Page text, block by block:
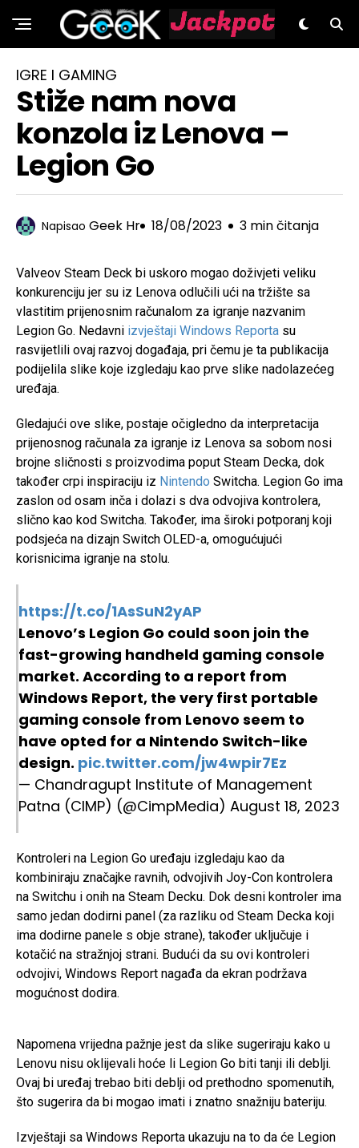
GeeK.hr
IGRE I GAMING
Stiže nam nova
konzola iz Lenova –
Legion Go
Napisao Geek Hr 18/08/2023 3 min čitanja
Valveov Steam Deck bi uskoro mogao doživjeti veliku
konkurenciju jer su iz Lenova odlučili ući na tržište sa
vlastitim prijenosnim računalom za igranje nazvanim
Legion Go. Nedavni izvještaji Windows Reporta su
rasvijetlili ovaj razvoj događaja, pri čemu je ta publikacija
podijelila slike koje izgledaju kao prve slike nadolazećeg
uređaja.
Gledajući ove slike, postaje očigledno da interpretacija
prijenosnog računala za igranje iz Lenova sa sobom nosi
brojne sličnosti s proizvodima poput Steam Decka, dok
također crpi inspiraciju iz Nintendo Switcha. Legion Go ima
zaslon od osam inča i dolazi s dva odvojiva kontrolera,
slično kao kod Switcha. Također, ima široki potporanj koji
podsjeća na dizajn Switch OLED-a, omogućujući
korisnicima igranje na stolu.
https://t.co/1AsSuN2yAP
Lenovo’s Legion Go could soon join the
fast-growing handheld gaming console
market. According to a report from
Windows Report, the very first portable
gaming console from Lenovo seem to
have opted for a Nintendo Switch-like
design. pic.twitter.com/jw4wpir7Ez
— Chandragupt Institute of Management
Patna (CIMP) (@CimpMedia) August 18, 2023
Kontroleri na Legion Go uređaju izgledaju kao da
kombiniraju značajke ravnih, odvojivih Joy-Con kontrolera
na Switchu i onih na Steam Decku. Dok desni kontroler ima
samo jedan dodirni panel (za razliku od Steam Decka koji
ima dodirne panele s obje strane), također uključuje i
kotačić na stražnjoj strani. Budući da su ovi kontroleri
odvojivi, Windows Report nagađa da ekran podržava
mogućnost dodira.
Napomena vrijedna pažnje jest da slike sugeriraju kako u
Lenovu nisu oklijevali hoće li Legion Go biti tanji ili deblji.
Ovaj bi uređaj trebao biti deblji od prethodno spomenutih,
što sugerira da bi mogao imati i znatno snažniju bateriju.
Izvještaji sa Windows Reporta ukazuju na to da će Legion